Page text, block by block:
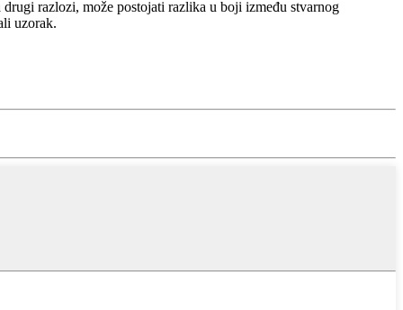
razlozi, može postojati razlika u boji između stvarnog
uzorak.